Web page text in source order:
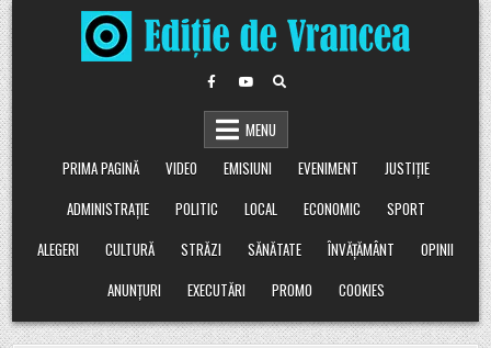
Skip
to
content
MENU
PRIMA PAGINĂ
VIDEO EMISIUNI EVENIMENT
JUSTIȚIE
ADMINISTRAȚIE
POLITIC LOCAL ECONOMIC
SPORT
ALEGERI
CULTURĂ STRĂZI SĂNĂTATE ÎNVĂȚĂMÂNT
OPINII
ANUNȚURI
EXECUTĂRI PROMO COOKIES